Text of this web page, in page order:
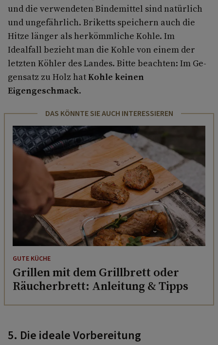
und die verwendeten Bindemittel sind natürlich
und ungefährlich. Briketts speichern auch die
Hitze länger als her­kömmliche Kohle. Im
Idealfall bezieht man die Kohle von einem der
letzten Köhler des Landes. Bitte beachten: Im Ge­
gensatz zu Holz hatKohle keinen
Eigengeschmack.
DAS KÖNNTE SIE AUCH INTERESSIEREN
GUTE KÜCHE
Grillen mit dem Grillbrett oder
Räucherbrett: Anleitung & Tipps
5. Die ideale Vorbereitung